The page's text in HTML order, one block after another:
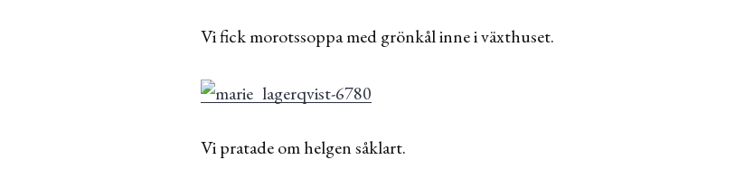
Vi fick morotssoppa med grönkål inne i växthuset.
Vi pratade om helgen såklart.